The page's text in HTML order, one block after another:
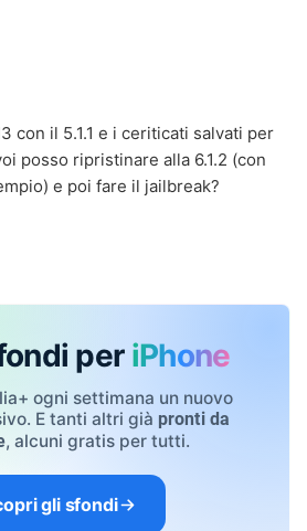
con il 5.1.1 e i ceriticati salvati per
posso ripristinare alla 6.1.2 (con
e poi fare il jailbreak?
per iPhone
ogni settimana un nuovo
E tanti altri già pronti da
, alcuni gratis per tutti.
gli sfondi